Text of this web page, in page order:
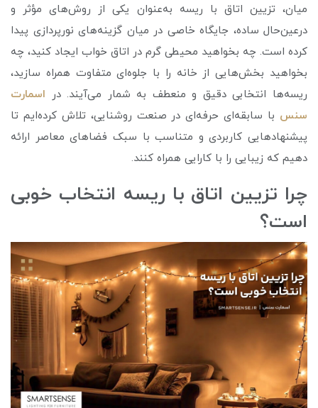
میان، تزیین اتاق با ریسه به‌عنوان یکی از روش‌های مؤثر و
درعین‌حال ساده، جایگاه خاصی در میان گزینه‌های نورپردازی پیدا
کرده است. چه بخواهید محیطی گرم در اتاق خواب ایجاد کنید، چه
بخواهید بخش‌هایی از خانه را با جلوه‌ای متفاوت همراه سازید،
ریسه‌ها انتخابی دقیق و منعطف به شمار می‌آیند. در اسمارت
سنس با سابقه‌ای حرفه‌ای در صنعت روشنایی، تلاش کرده‌ایم تا
پیشنهادهایی کاربردی و متناسب با سبک فضاهای معاصر ارائه
دهیم که زیبایی را با کارایی همراه کنند.
چرا تزیین اتاق با ریسه انتخاب خوبی
است؟